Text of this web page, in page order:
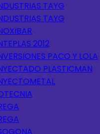
TAYG
TAYG
2012
PACO Y LOLA
PLASTICMAN